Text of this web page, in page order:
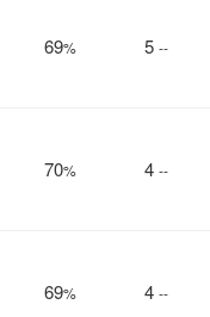
69% 5 --
70% 4 --
69% 4 --